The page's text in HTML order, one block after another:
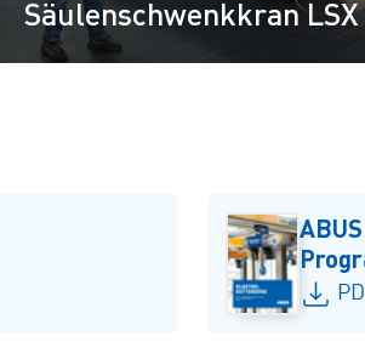
Säulenschwenkkran LSX